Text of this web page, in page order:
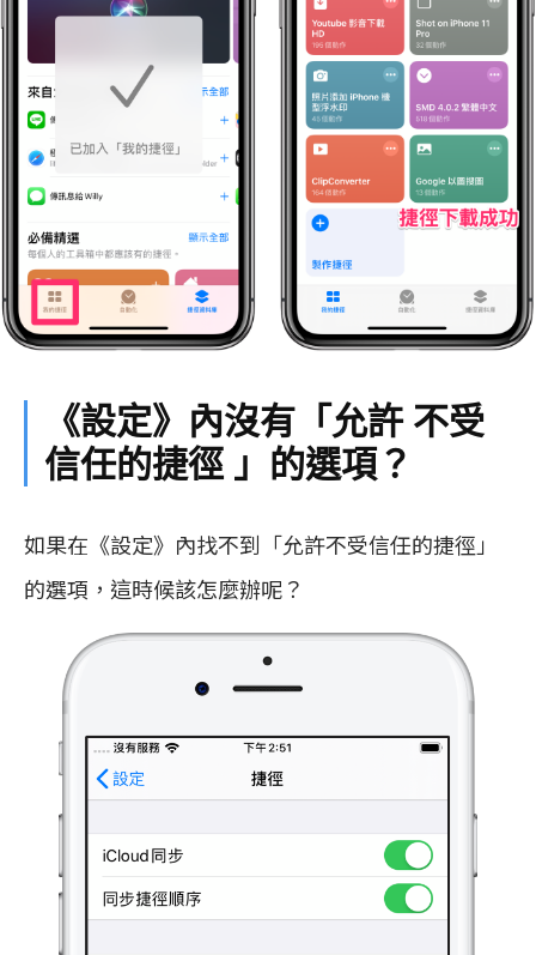
《設定》內沒有「允許 不受
信任的捷徑 」的選項？
如果在《設定》內找不到「允許不受信任的捷徑」
的選項，這時候該怎麼辦呢？